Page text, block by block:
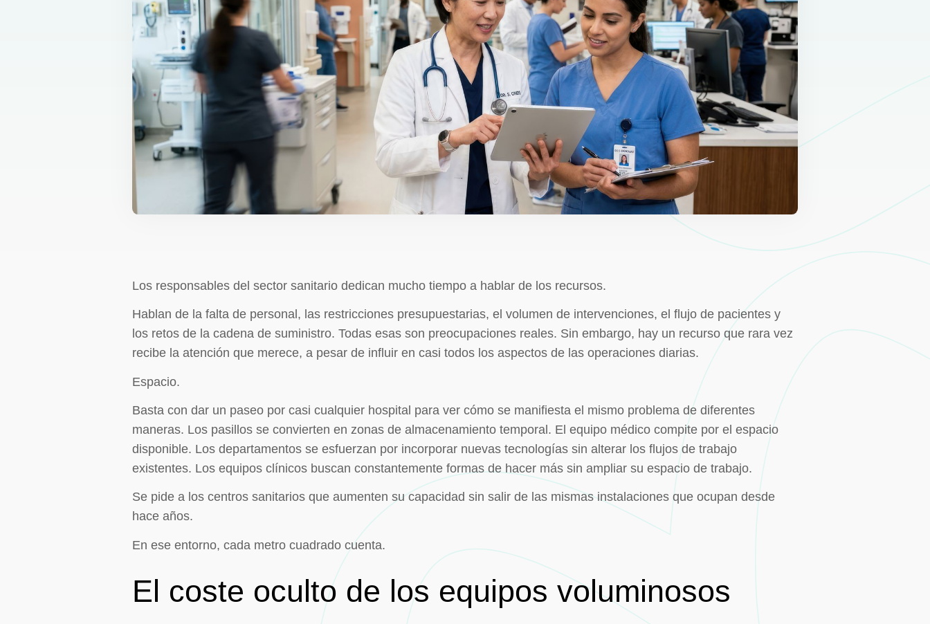
Los responsables del sector sanitario dedican mucho tiempo a hablar de los recursos.
Hablan de la falta de personal, las restricciones presupuestarias, el volumen de intervenciones, el flujo de pacientes y
los retos de la cadena de suministro. Todas esas son preocupaciones reales. Sin embargo, hay un recurso que rara vez
recibe la atención que merece, a pesar de influir en casi todos los aspectos de las operaciones diarias.
Espacio.
Basta con dar un paseo por casi cualquier hospital para ver cómo se manifiesta el mismo problema de diferentes
maneras. Los pasillos se convierten en zonas de almacenamiento temporal. El equipo médico compite por el espacio
disponible. Los departamentos se esfuerzan por incorporar nuevas tecnologías sin alterar los flujos de trabajo
existentes. Los equipos clínicos buscan constantemente formas de hacer más sin ampliar su espacio de trabajo.
Se pide a los centros sanitarios que aumenten su capacidad sin salir de las mismas instalaciones que ocupan desde
hace años.
En ese entorno, cada metro cuadrado cuenta.
El coste oculto de los equipos voluminosos